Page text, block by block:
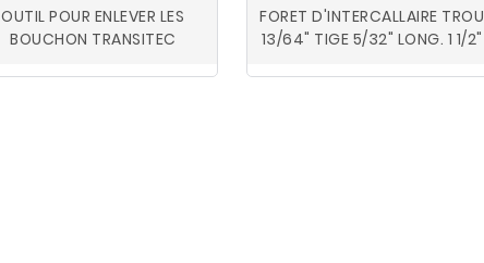
OUTIL POUR ENLEVER LES
BOUCHON TRANSITEC
FORET D'INTERCALLAIRE TROU
13/64" TIGE 5/32" LONG. 1 1/2"